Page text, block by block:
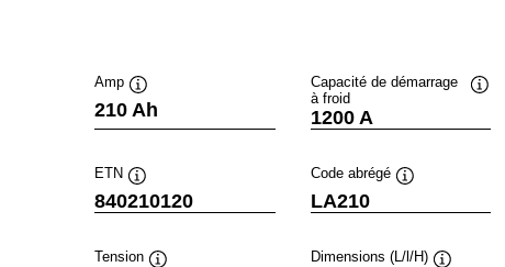
Amp
Infobulle
210 Ah
Capacité de démarrage
à froid
1200 A
ETN
Infobulle
840210120
Code abrégé
LA210
Tension
Dimensions (L/l/H)